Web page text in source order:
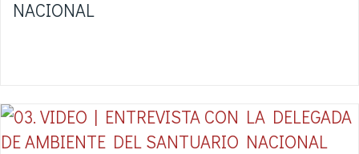
NACIONAL